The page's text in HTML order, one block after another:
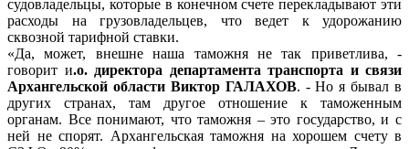
судовладельцы, которые в конечном счете перекладывают эти
расходы на грузовладельцев, что ведет к удорожанию
сквозной тарифной ставки.
«Да, может, внешне наша таможня не так приветлива, -
говорит и.о. директора департамента транспорта и связи
Архангельской области Виктор ГАЛАХОВ. - Но я бывал в
других странах, там другое отношение к таможенным
органам. Все понимают, что таможня – это государство, и с
ней не спорят. Архангельская таможня на хорошем счету в